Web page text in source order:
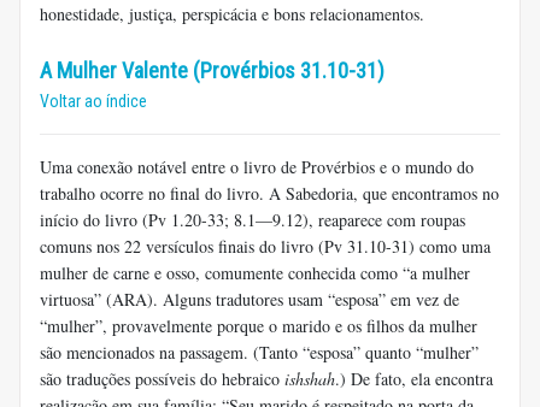
honestidade, justiça, perspicácia e bons relacionamentos.
A Mulher Valente (Provérbios 31.10-31)
Voltar ao índice
Uma conexão notável entre o livro de Provérbios e o mundo do
trabalho ocorre no final do livro. A Sabedoria, que encontramos no
início do livro (Pv 1.20-33; 8.1—9.12), reaparece com roupas
comuns nos 22 versículos finais do livro (Pv 31.10-31) como uma
mulher de carne e osso, comumente conhecida como “a mulher
virtuosa” (ARA). Alguns tradutores usam “esposa” em vez de
“mulher”, provavelmente porque o marido e os filhos da mulher
são mencionados na passagem. (Tanto “esposa” quanto “mulher”
são traduções possíveis do hebraico ishshah.) De fato, ela encontra